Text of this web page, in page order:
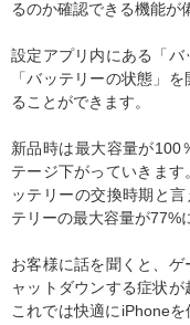
るのか確認できる機能が
設定アプリ内にある「
「バッテリーの状態」
ることができます。
新品時は最大容量が100
テージ下がっていきま
ッテリーの交換時期と
テリーの最大容量が77%
お客様に話を聞くと、
ャットダウンする症状が
これでは快適にiPhone